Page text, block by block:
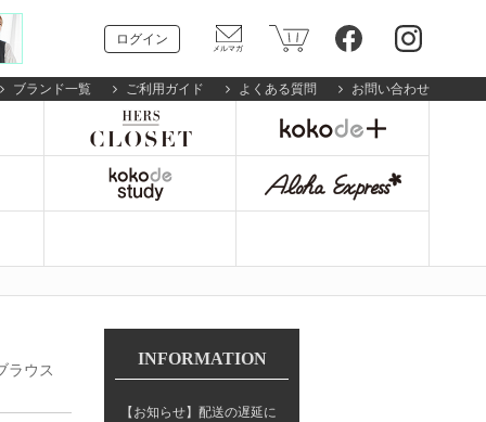
ログイン
ブランド一覧 ご利用ガイド よくある質問 お問い合わせ
ラウス
INFORMATION
【お知らせ】配送の遅延に